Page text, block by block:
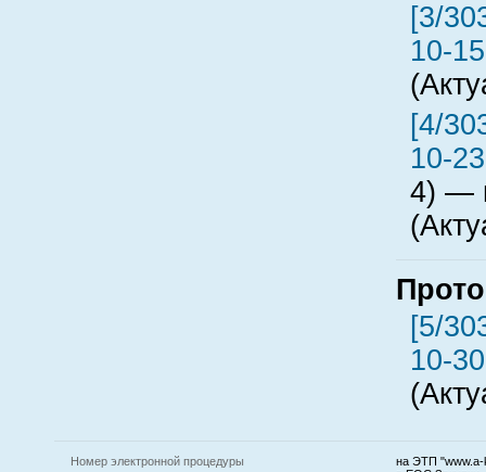
[3/
10-
[4/
10-
4) —
[5/
10-
Номер электронной процедуры
на ЭТП "www.a-